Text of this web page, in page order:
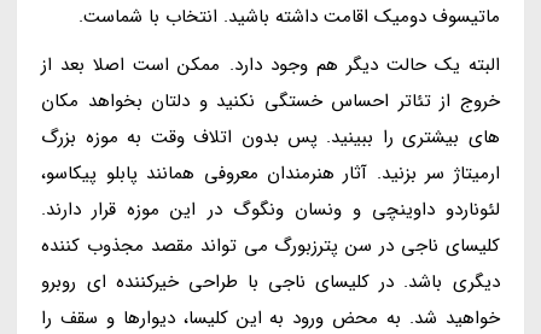
ماتیسوف دومیک اقامت داشته باشید. انتخاب با شماست.
البته یک حالت دیگر هم وجود دارد. ممکن است اصلا بعد از
خروج از تئاتر احساس خستگی نکنید و دلتان بخواهد مکان
های بیشتری را ببینید. پس بدون اتلاف وقت به موزه بزرگ
ارمیتاژ سر بزنید. آثار هنرمندان معروفی همانند پابلو پیکاسو،
لئوناردو داوینچی و ونسان ونگوگ در این موزه قرار دارند.
کلیسای ناجی در سن پترزبورگ می تواند مقصد مجذوب کننده
دیگری باشد. در کلیسای ناجی با طراحی خیرکننده ای روبرو
خواهید شد. به محض ورود به این کلیسا، دیوارها و سقف را